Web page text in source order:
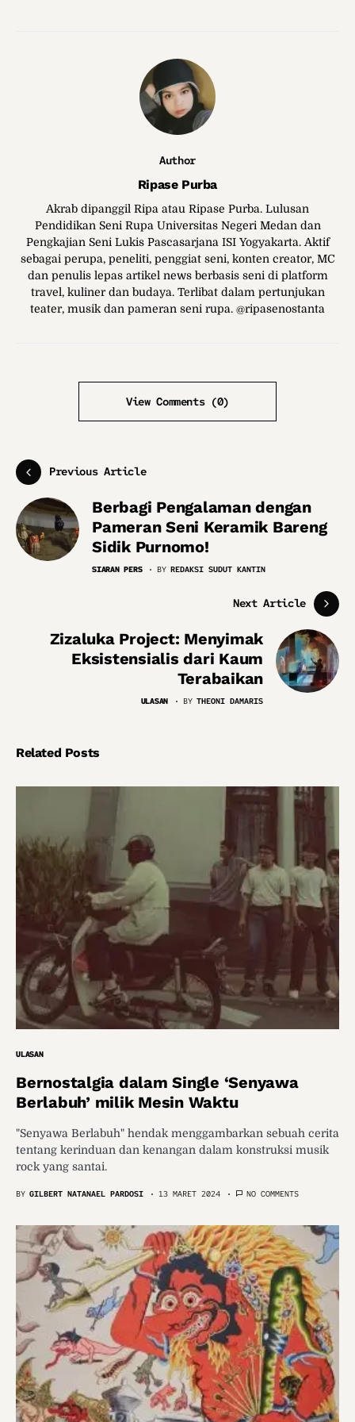
Author
Ripase Purba
Akrab dipanggil Ripa atau Ripase Purba. Lulusan
Pendidikan Seni Rupa Universitas Negeri Medan dan
Pengkajian Seni Lukis Pascasarjana ISI Yogyakarta. Aktif
sebagai perupa, peneliti, penggiat seni, konten creator, MC
dan penulis lepas artikel news berbasis seni di platform
travel, kuliner dan budaya. Terlibat dalam pertunjukan
teater, musik dan pameran seni rupa. @ripasenostanta
View Comments (0)
Previous Article
Berbagi Pengalaman dengan
Pameran Seni Keramik Bareng
Sidik Purnomo!
SIARAN PERS BY REDAKSI SUDUT KANTIN
Next Article
Zizaluka Project: Menyimak
Eksistensialis dari Kaum
Terabaikan
ULASAN BY THEONI DAMARIS
Related Posts
ULASAN
Bernostalgia dalam Single ‘Senyawa
Berlabuh’ milik Mesin Waktu
"Senyawa Berlabuh" hendak menggambarkan sebuah cerita
tentang kerinduan dan kenangan dalam konstruksi musik
rock yang santai.
BY GILBERT NATANAEL PARDOSI 13 MARET 2024 NO COMMENTS